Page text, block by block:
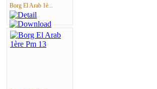
Borg El Arab 1è...